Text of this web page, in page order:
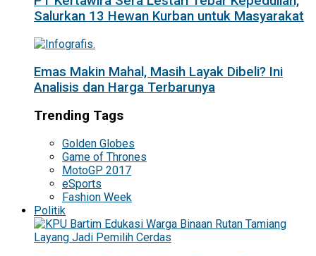
Salurkan 13 Hewan Kurban untuk Masyarakat
Emas Makin Mahal, Masih Layak Dibeli? Ini
Analisis dan Harga Terbarunya
Trending Tags
Golden Globes
Game of Thrones
MotoGP 2017
eSports
Fashion Week
Politik